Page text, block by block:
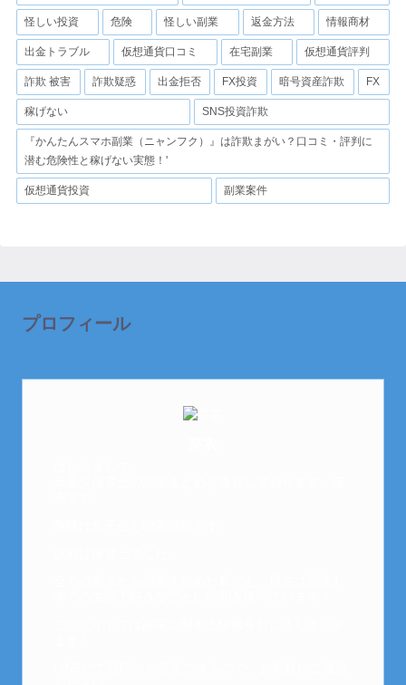
怪しい投資 危険 怪しい副業 返金方法 情報商材
出金トラブル 仮想通貨口コミ 在宅副業 仮想通貨評判
詐欺 被害 詐欺疑惑 出金拒否 FX投資 暗号資産詐欺 FX
稼げない SNS投資詐欺
『かんたんスマホ副業（ニャンフク）』は詐欺まがい？口コミ・評判に
潜む危険性と稼げない実態！'
仮想通貨投資 副業案件
プロフィール